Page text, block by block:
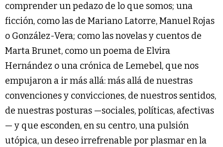
comprender un pedazo de lo que somos; una
ficción, como las de Mariano Latorre, Manuel Rojas
o González-Vera; como las novelas y cuentos de
Marta Brunet, como un poema de Elvira
Hernández o una crónica de Lemebel, que nos
empujaron a ir más allá: más allá de nuestras
convenciones y convicciones, de nuestros sentidos,
de nuestras posturas —sociales, políticas, afectivas
— y que esconden, en su centro, una pulsión
utópica, un deseo irrefrenable por plasmar en la